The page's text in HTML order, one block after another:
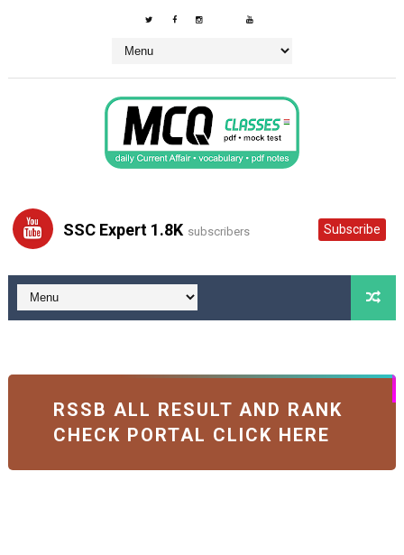
SSC Expert 1.8K subscribers Subscribe
RSSB ALL RESULT AND RANK
CHECK PORTAL CLICK HERE